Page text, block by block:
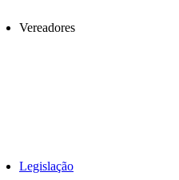
Vereadores
Legislação